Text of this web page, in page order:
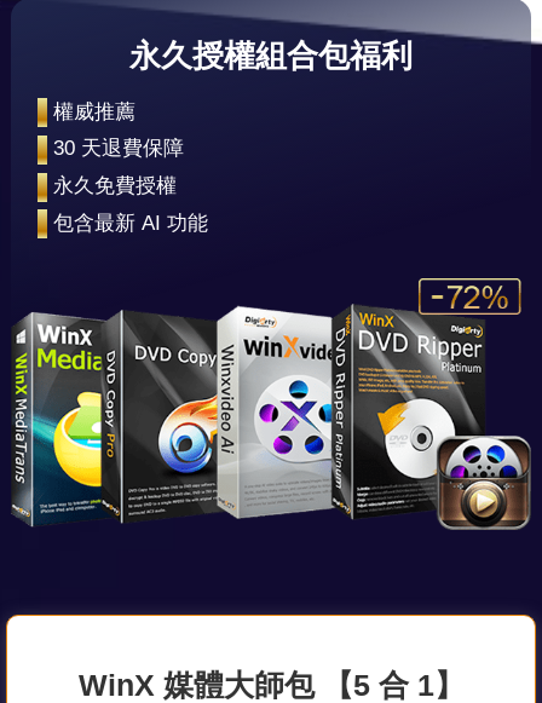
永久授權組合包福利
•權威推薦
•30 天退費保障
•永久免費授權
•包含最新 AI 功能
WinX 媒體大師包 【5 合 1】